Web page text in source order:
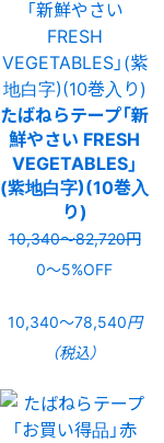
たばねらテープ「新
鮮やさい FRESH
VEGETABLES」
(紫地白字)(10巻入
り)
10,340〜82,720円
0〜5%OFF
10,340〜78,540円
（税込）